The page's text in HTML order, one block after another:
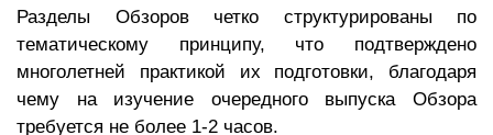
Разделы Обзоров четко структурированы по
тематическому принципу, что подтверждено
многолетней практикой их подготовки, благодаря
чему на изучение очередного выпуска Обзора
требуется не более 1-2 часов.